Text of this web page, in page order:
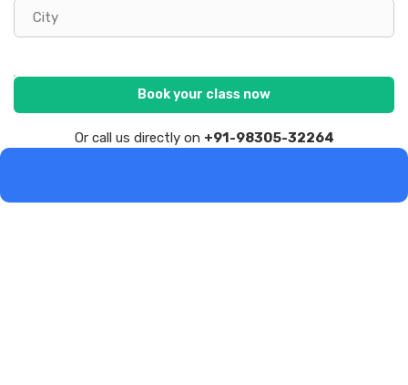
Book your class now
Or call us directly on +91-98305-32264